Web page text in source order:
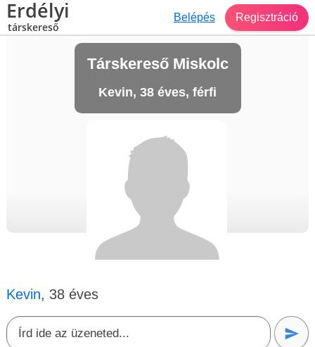
Erdélyi
társkereső
Belépés Regisztráció
Társkereső Miskolc
Kevin, 38 éves, férfi
Kevin, 38 éves